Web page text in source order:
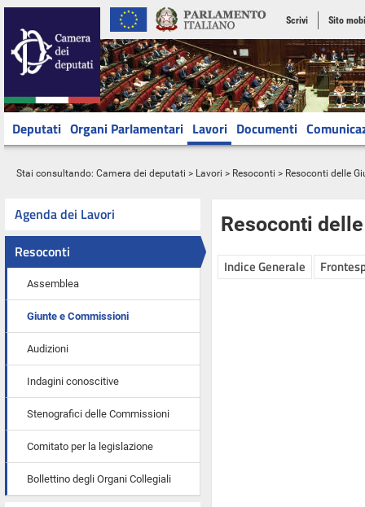
Scrivi Sito
Deputati Organi Parlamentari Lavori Documenti
Stai consultando: Camera dei deputati > Lavori > Resoconti > Resoconti delle
Agenda dei Lavori
Resoconti
Assemblea
Giunte e Commissioni
Audizioni
Indagini conoscitive
Stenografici delle Commissioni
Comitato per la legislazione
Bollettino degli Organi Collegiali
Resoconti
Indice Generale